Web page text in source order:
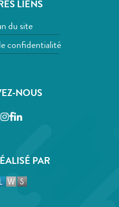
LIENS
du site
confidentialité
NOUS
Instagram
Facebook
LinkedIn
PAR